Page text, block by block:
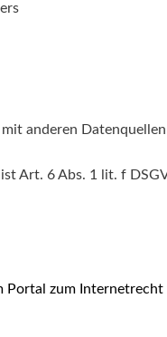
anderen
Art. 6 Abs. 1 lit. f
Portal zum